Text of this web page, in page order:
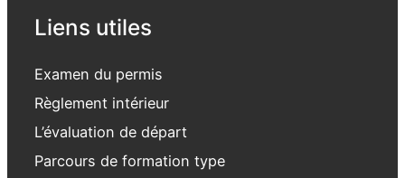
Liens utiles
Examen du permis
Règlement intérieur
L’évaluation de départ
Parcours de formation type